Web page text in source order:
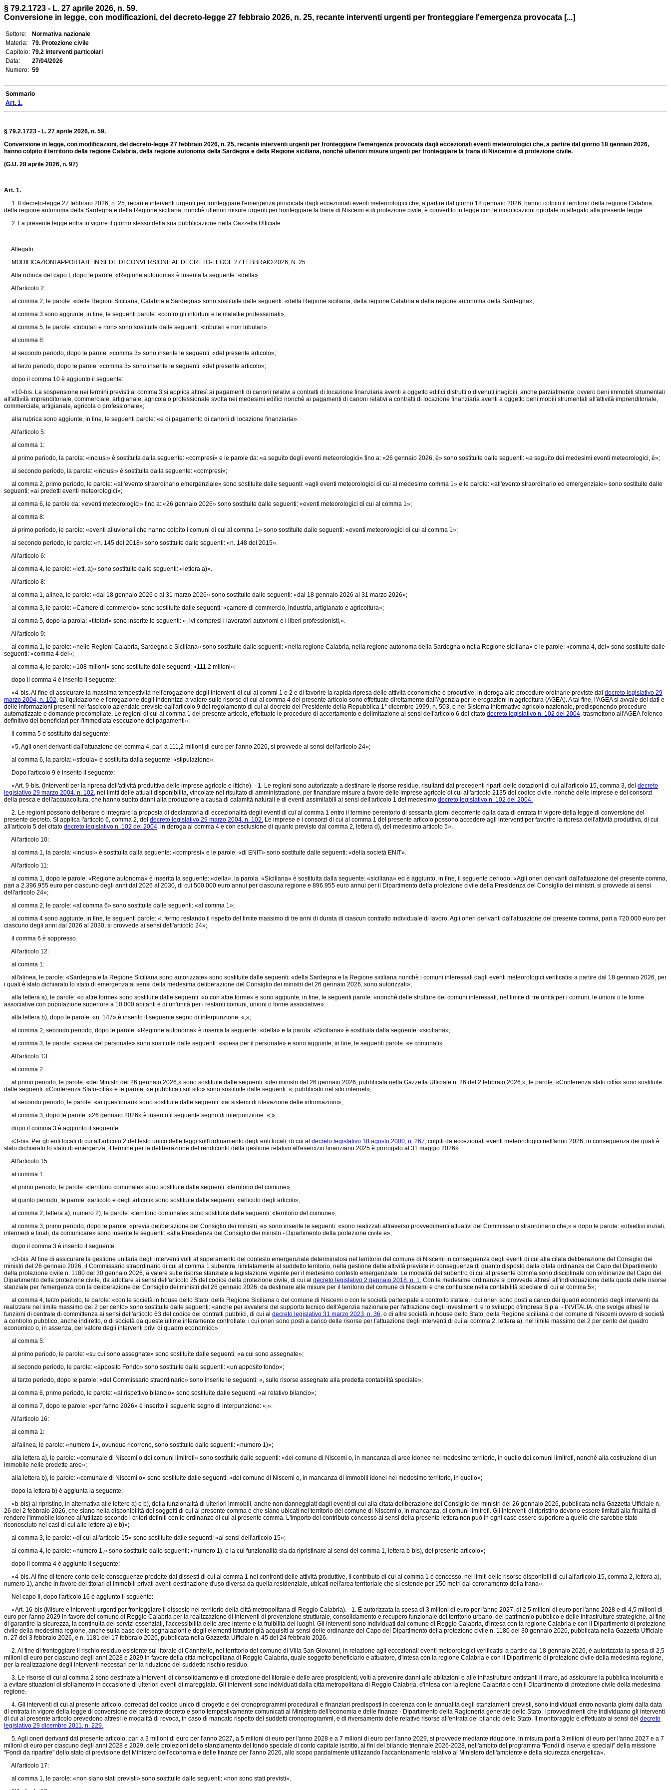
§ 79.2.1723 - L. 27 aprile 2026, n. 59.
Conversione in legge, con modificazioni, del decreto-legge 27 febbraio 2026, n. 25, recante interventi urgenti per fronteggiare l'emergenza provocata [...]
Settore:
Normativa nazionale
Materia:
79. Protezione civile
Capitolo: 79.2 interventi particolari
Data:
27/04/2026
Numero: 59
Sommario
Art. 1.
§ 79.2.1723 - L. 27 aprile 2026, n. 59.
Conversione in legge, con modificazioni, del decreto-legge 27 febbraio 2026, n. 25, recante interventi urgenti per fronteggiare l'emergenza provocata dagli eccezionali eventi meteorologici che, a partire dal giorno 18 gennaio 2026,
hanno colpito il territorio della regione Calabria, della regione autonoma della Sardegna e della Regione siciliana, nonchè ulteriori misure urgenti per fronteggiare la frana di Niscemi e di protezione civile.
(G.U. 28 aprile 2026, n. 97)
Art. 1.
1. Il decreto-legge 27 febbraio 2026, n. 25, recante interventi urgenti per fronteggiare l'emergenza provocata dagli eccezionali eventi meteorologici che, a partire dal giorno 18 gennaio 2026, hanno colpito il territorio della regione Calabria,
della regione autonoma della Sardegna e della Regione siciliana, nonchè ulteriori misure urgenti per fronteggiare la frana di Niscemi e di protezione civile, è convertito in legge con le modificazioni riportate in allegato alla presente legge.
2. La presente legge entra in vigore il giorno stesso della sua pubblicazione nella Gazzetta Ufficiale.
Allegato
MODIFICAZIONI APPORTATE IN SEDE DI CONVERSIONE AL DECRETO-LEGGE 27 FEBBRAIO 2026, N. 25
Alla rubrica del capo I, dopo le parole: «Regione autonoma» è inserita la seguente: «della».
All'articolo 2:
al comma 2, le parole: «delle Regioni Siciliana, Calabria e Sardegna» sono sostituite dalle seguenti: «della Regione siciliana, della regione Calabria e della regione autonoma della Sardegna»;
al comma 3 sono aggiunte, in fine, le seguenti parole: «contro gli infortuni e le malattie professionali»;
al comma 5, le parole: «tributari e non» sono sostituite dalle seguenti: «tributari e non tributari»;
al comma 8:
al secondo periodo, dopo le parole: «comma 3» sono inserite le seguenti: «del presente articolo»;
al terzo periodo, dopo le parole: «comma 3» sono inserite le seguenti: «del presente articolo»;
dopo il comma 10 è aggiunto il seguente:
«10-bis. La sospensione nei termini previsti al comma 3 si applica altresì ai pagamenti di canoni relativi a contratti di locazione finanziaria aventi a oggetto edifici distrutti o divenuti inagibili, anche parzialmente, ovvero beni immobili strumentali
all'attività imprenditoriale, commerciale, artigianale, agricola o professionale svolta nei medesimi edifici nonchè ai pagamenti di canoni relativi a contratti di locazione finanziaria aventi a oggetto beni mobili strumentali all'attività imprenditoriale,
commerciale, artigianale, agricola o professionale»;
alla rubrica sono aggiunte, in fine, le seguenti parole: «e di pagamento di canoni di locazione finanziaria».
All'articolo 5:
al comma 1:
al primo periodo, la parola: «inclusi» è sostituita dalla seguente: «compresi» e le parole da: «a seguito degli eventi meteorologici» fino a: «26 gennaio 2026, è» sono sostituite dalle seguenti: «a seguito dei medesimi eventi meteorologici, è»;
al secondo periodo, la parola: «inclusi» è sostituita dalla seguente: «compresi»;
al comma 2, primo periodo, le parole: «all'evento straordinario emergenziale» sono sostituite dalle seguenti: «agli eventi meteorologici di cui al medesimo comma 1» e le parole: «all'evento straordinario ed emergenziale» sono sostituite dalle
seguenti: «ai predetti eventi meteorologici»;
al comma 6, le parole da: «eventi meteorologici» fino a: «26 gennaio 2026» sono sostituite dalle seguenti: «eventi meteorologici di cui al comma 1»;
al comma 8:
al primo periodo, le parole: «eventi alluvionali che hanno colpito i comuni di cui al comma 1» sono sostituite dalle seguenti: «eventi meteorologici di cui al comma 1»;
al secondo periodo, le parole: «n. 145 del 2018» sono sostituite dalle seguenti: «n. 148 del 2015».
All'articolo 6:
al comma 4, le parole: «lett. a)» sono sostituite dalle seguenti: «lettera a)».
All'articolo 8:
al comma 1, alinea, le parole: «dal 18 gennaio 2026 e al 31 marzo 2026» sono sostituite dalle seguenti: «dal 18 gennaio 2026 al 31 marzo 2026»;
al comma 3, le parole: «Camere di commercio» sono sostituite dalle seguenti: «camere di commercio, industria, artigianato e agricoltura»;
al comma 5, dopo la parola: «titolari» sono inserite le seguenti: «, ivi compresi i lavoratori autonomi e i liberi professionisti,».
All'articolo 9:
al comma 1, le parole: «nelle Regioni Calabria, Sardegna e Siciliana» sono sostituite dalle seguenti: «nella regione Calabria, nella regione autonoma della Sardegna o nella Regione siciliana» e le parole: «comma 4, del» sono sostituite dalle
seguenti: «comma 4 del»;
al comma 4, le parole: «108 milioni» sono sostituite dalle seguenti: «111,2 milioni»;
dopo il comma 4 è inserito il seguente:
«4-bis. Al fine di assicurare la massima tempestività nell'erogazione degli interventi di cui ai commi 1 e 2 e di favorire la rapida ripresa delle attività economiche e produttive, in deroga alle procedure ordinarie previste dal decreto legislativo 29
marzo 2004, n. 102, la liquidazione e l'erogazione degli indennizzi a valere sulle risorse di cui al comma 4 del presente articolo sono effettuate direttamente dall'Agenzia per le erogazioni in agricoltura (AGEA). A tal fine, l'AGEA si avvale dei dati e
delle informazioni presenti nel fascicolo aziendale previsto dall'articolo 9 del regolamento di cui al decreto del Presidente della Repubblica 1° dicembre 1999, n. 503, e nel Sistema informativo agricolo nazionale, predisponendo procedure
automatizzate e domande precompilate. Le regioni di cui al comma 1 del presente articolo, effettuate le procedure di accertamento e delimitazione ai sensi dell'articolo 6 del citato decreto legislativo n. 102 del 2004, trasmettono all'AGEA l'elenco
definitivo dei beneficiari per l'immediata esecuzione dei pagamenti»;
il comma 5 è sostituito dal seguente:
«5. Agli oneri derivanti dall'attuazione del comma 4, pari a 111,2 milioni di euro per l'anno 2026, si provvede ai sensi dell'articolo 24»;
al comma 6, la parola: «stipula» è sostituita dalla seguente: «stipulazione».
Dopo l'articolo 9 è inserito il seguente:
«Art. 9-bis. (Interventi per la ripresa dell'attività produttiva delle imprese agricole e ittiche). - 1. Le regioni sono autorizzate a destinare le risorse residue, risultanti dai precedenti riparti delle dotazioni di cui all'articolo 15, comma 3, del decreto
legislativo 29 marzo 2004, n. 102, nei limiti delle attuali disponibilità, vincolate nel risultato di amministrazione, per finanziare misure a favore delle imprese agricole di cui all'articolo 2135 del codice civile, nonchè delle imprese e dei consorzi
della pesca e dell'acquacoltura, che hanno subito danni alla produzione a causa di calamità naturali e di eventi assimilabili ai sensi dell'articolo 1 del medesimo decreto legislativo n. 102 del 2004.
2. Le regioni possono deliberare o integrare la proposta di declaratoria di eccezionalità degli eventi di cui al comma 1 entro il termine perentorio di sessanta giorni decorrente dalla data di entrata in vigore della legge di conversione del
presente decreto. Si applica l'articolo 6, comma 2, del decreto legislativo 29 marzo 2004, n. 102. Le imprese e i consorzi di cui al comma 1 del presente articolo possono accedere agli interventi per favorire la ripresa dell'attività produttiva, di cui
all'articolo 5 del citato decreto legislativo n. 102 del 2004, in deroga al comma 4 e con esclusione di quanto previsto dal comma 2, lettera d), del medesimo articolo 5».
All'articolo 10:
al comma 1, la parola: «inclusi» è sostituita dalla seguente: «compresi» e le parole: «di ENIT» sono sostituite dalle seguenti: «della società ENIT».
All'articolo 11:
al comma 1, dopo le parole: «Regione autonoma» è inserita la seguente: «della», la parola: «Siciliana» è sostituita dalla seguente: «siciliana» ed è aggiunto, in fine, il seguente periodo: «Agli oneri derivanti dall'attuazione del presente comma,
pari a 2.396.955 euro per ciascuno degli anni dal 2026 al 2030, di cui 500.000 euro annui per ciascuna regione e 896.955 euro annui per il Dipartimento della protezione civile della Presidenza del Consiglio dei ministri, si provvede ai sensi
dell'articolo 24»;
al comma 2, le parole: «al comma 6» sono sostituite dalle seguenti: «al comma 1»;
al comma 4 sono aggiunte, in fine, le seguenti parole: «, fermo restando il rispetto del limite massimo di tre anni di durata di ciascun contratto individuale di lavoro. Agli oneri derivanti dall'attuazione del presente comma, pari a 720.000 euro per
ciascuno degli anni dal 2026 al 2030, si provvede ai sensi dell'articolo 24»;
il comma 6 è soppresso.
All'articolo 12:
al comma 1:
all'alinea, le parole: «Sardegna e la Regione Siciliana sono autorizzate» sono sostituite dalle seguenti: «della Sardegna e la Regione siciliana nonchè i comuni interessati dagli eventi meteorologici verificatisi a partire dal 18 gennaio 2026, per
i quali è stato dichiarato lo stato di emergenza ai sensi della medesima deliberazione del Consiglio dei ministri del 26 gennaio 2026, sono autorizzati»;
alla lettera a), le parole: «o altre forme» sono sostituite dalle seguenti: «o con altre forme» e sono aggiunte, in fine, le seguenti parole: «nonchè delle strutture dei comuni interessati, nel limite di tre unità per i comuni, le unioni o le forme
associative con popolazione superiore a 10.000 abitanti e di un'unità per i restanti comuni, unioni o forme associative»;
alla lettera b), dopo le parole: «n. 147» è inserito il seguente segno di interpunzione: «,»;
al comma 2, secondo periodo, dopo le parole: «Regione autonoma» è inserita la seguente: «della» e la parola: «Siciliana» è sostituita dalla seguente: «siciliana»;
al comma 3, le parole: «spesa del personale» sono sostituite dalle seguenti: «spesa per il personale» e sono aggiunte, in fine, le seguenti parole: «e comunali».
All'articolo 13:
al comma 2:
al primo periodo, le parole: «dei Ministri del 26 gennaio 2026,» sono sostituite dalle seguenti: «dei ministri del 26 gennaio 2026, pubblicata nella Gazzetta Ufficiale n. 26 del 2 febbraio 2026,», le parole: «Conferenza stato città» sono sostituite
dalle seguenti: «Conferenza Stato-città» e le parole: «e pubblicati sul sito» sono sostituite dalle seguenti: «, pubblicato nel sito internet»;
al secondo periodo, le parole: «ai questionari» sono sostituite dalle seguenti: «ai sistemi di rilevazione delle informazioni»;
al comma 3, dopo le parole: «26 gennaio 2026» è inserito il seguente segno di interpunzione: «,»;
dopo il comma 3 è aggiunto il seguente:
«3-bis. Per gli enti locali di cui all'articolo 2 del testo unico delle leggi sull'ordinamento degli enti locali, di cui al decreto legislativo 18 agosto 2000, n. 267, colpiti da eccezionali eventi meteorologici nell'anno 2026, in conseguenza dei quali è
stato dichiarato lo stato di emergenza, il termine per la deliberazione del rendiconto della gestione relativo all'esercizio finanziario 2025 è prorogato al 31 maggio 2026».
All'articolo 15:
al comma 1:
al primo periodo, le parole: «territorio comunale» sono sostituite dalle seguenti: «territorio del comune»;
al quinto periodo, le parole: «articolo e degli articoli» sono sostituite dalle seguenti: «articolo degli articoli»;
al comma 2, lettera a), numero 2), le parole: «territorio comunale» sono sostituite dalle seguenti: «territorio del comune»;
al comma 3, primo periodo, dopo le parole: «previa deliberazione del Consiglio dei ministri, e» sono inserite le seguenti: «sono realizzati attraverso provvedimenti attuativi del Commissario straordinario che,» e dopo le parole: «obiettivi iniziali,
intermedi e finali, da comunicare» sono inserite le seguenti: «alla Presidenza del Consiglio dei ministri - Dipartimento della protezione civile e»;
dopo il comma 3 è inserito il seguente:
«3-bis. Al fine di assicurare la gestione unitaria degli interventi volti al superamento del contesto emergenziale determinatosi nel territorio del comune di Niscemi in conseguenza degli eventi di cui alla citata deliberazione del Consiglio dei
ministri del 26 gennaio 2026, il Commissario straordinario di cui al comma 1 subentra, limitatamente al suddetto territorio, nella gestione delle attività previste in conseguenza di quanto disposto dalla citata ordinanza del Capo del Dipartimento
della protezione civile n. 1180 del 30 gennaio 2026, a valere sulle risorse stanziate a legislazione vigente per il medesimo contesto emergenziale. Le modalità del subentro di cui al presente comma sono disciplinate con ordinanze del Capo del
Dipartimento della protezione civile, da adottare ai sensi dell'articolo 25 del codice della protezione civile, di cui al decreto legislativo 2 gennaio 2018, n. 1. Con le medesime ordinanze si provvede altresì all'individuazione della quota delle risorse
stanziate per l'emergenza con la deliberazione del Consiglio dei ministri del 26 gennaio 2026, da destinare alle misure per il territorio del comune di Niscemi e che confluisce nella contabilità speciale di cui al comma 5»;
al comma 4, terzo periodo, le parole: «con le società in house dello Stato, della Regione Siciliana o del comune di Niscemi o con le società partecipate a controllo statale, i cui oneri sono posti a carico dei quadri economici degli interventi da
realizzare nel limite massimo del 2 per cento» sono sostituite dalle seguenti: «anche per avvalersi del supporto tecnico dell'Agenzia nazionale per l'attrazione degli investimenti e lo sviluppo d'impresa S.p.a. - INVITALIA, che svolge altresì le
funzioni di centrale di committenza ai sensi dell'articolo 63 del codice dei contratti pubblici, di cui al decreto legislativo 31 marzo 2023, n. 36, o di altre società in house dello Stato, della Regione siciliana o del comune di Niscemi ovvero di società
a controllo pubblico, anche indiretto, o di società da queste ultime interamente controllate, i cui oneri sono posti a carico delle risorse per l'attuazione degli interventi di cui al comma 2, lettera a), nel limite massimo del 2 per cento del quadro
economico o, in assenza, del valore degli interventi privi di quadro economico»;
al comma 5:
al primo periodo, le parole: «su cui sono assegnate» sono sostituite dalle seguenti: «a cui sono assegnate»;
al secondo periodo, le parole: «apposito Fondo» sono sostituite dalle seguenti: «un apposito fondo»;
al terzo periodo, dopo le parole: «del Commissario straordinario» sono inserite le seguenti: «, sulle risorse assegnate alla predetta contabilità speciale»;
al comma 6, primo periodo, le parole: «al rispettivo bilancio» sono sostituite dalle seguenti: «al relativo bilancio»;
al comma 7, dopo le parole: «per l'anno 2026» è inserito il seguente segno di interpunzione: «,».
All'articolo 16:
al comma 1:
all'alinea, le parole: «numero 1», ovunque ricorrono, sono sostituite dalle seguenti: «numero 1)»;
alla lettera a), le parole: «comunale di Niscemi o dei comuni limitrofi» sono sostituite dalle seguenti: «del comune di Niscemi o, in mancanza di aree idonee nel medesimo territorio, in quello dei comuni limitrofi, nonchè alla costruzione di un
immobile nelle predette aree»;
alla lettera b), le parole: «comunale di Niscemi o» sono sostituite dalle seguenti: «del comune di Niscemi o, in mancanza di immobili idonei nel medesimo territorio, in quello»;
dopo la lettera b) è aggiunta la seguente:
«b-bis) al ripristino, in alternativa alle lettere a) e b), della funzionalità di ulteriori immobili, anche non danneggiati dagli eventi di cui alla citata deliberazione del Consiglio dei ministri del 26 gennaio 2026, pubblicata nella Gazzetta Ufficiale n.
26 del 2 febbraio 2026, che siano nella disponibilità dei soggetti di cui al presente comma e che siano ubicati nel territorio del comune di Niscemi o, in mancanza, di comuni limitrofi. Gli interventi di ripristino devono essere limitati alla finalità di
rendere l'immobile idoneo all'utilizzo secondo i criteri definiti con le ordinanze di cui al presente comma. L'importo del contributo concesso ai sensi della presente lettera non può in ogni caso essere superiore a quello che sarebbe stato
riconosciuto nei casi di cui alle lettere a) e b)»;
al comma 3, le parole: «di cui all'articolo 15» sono sostituite dalle seguenti: «ai sensi dell'articolo 15»;
al comma 4, le parole: «numero 1,» sono sostituite dalle seguenti: «numero 1), o la cui funzionalità sia da ripristinare ai sensi del comma 1, lettera b-bis), del presente articolo»;
dopo il comma 4 è aggiunto il seguente:
«4-bis. Al fine di tenere conto delle conseguenze prodotte dai dissesti di cui al comma 1 nei confronti delle attività produttive, il contributo di cui al comma 1 è concesso, nei limiti delle risorse disponibili di cui all'articolo 15, comma 2, lettera a),
numero 1), anche in favore dei titolari di immobili privati aventi destinazione d'uso diversa da quella residenziale, ubicati nell'area territoriale che si estende per 150 metri dal coronamento della frana».
Nel capo II, dopo l'articolo 16 è aggiunto il seguente:
«Art. 16-bis (Misure e interventi urgenti per fronteggiare il dissesto nel territorio della città metropolitana di Reggio Calabria). - 1. È autorizzata la spesa di 3 milioni di euro per l'anno 2027, di 2,5 milioni di euro per l'anno 2028 e di 4,5 milioni di
euro per l'anno 2029 in favore del comune di Reggio Calabria per la realizzazione di interventi di prevenzione strutturale, consolidamento e recupero funzionale del territorio urbano, del patrimonio pubblico e delle infrastrutture strategiche, al fine
di garantire la sicurezza, la continuità dei servizi essenziali, l'accessibilità delle aree interne e la fruibilità dei luoghi. Gli interventi sono individuati dal comune di Reggio Calabria, d'intesa con la regione Calabria e con il Dipartimento di protezione
civile della medesima regione, anche sulla base delle segnalazioni e degli elementi istruttori già acquisiti ai sensi delle ordinanze del Capo del Dipartimento della protezione civile n. 1180 del 30 gennaio 2026, pubblicata nella Gazzetta Ufficiale
n. 27 del 3 febbraio 2026, e n. 1181 del 17 febbraio 2026, pubblicata nella Gazzetta Ufficiale n. 45 del 24 febbraio 2026.
2. Al fine di fronteggiare il rischio residuo esistente sul litorale di Cannitello, nel territorio del comune di Villa San Giovanni, in relazione agli eccezionali eventi meteorologici verificatisi a partire dal 18 gennaio 2026, è autorizzata la spesa di 2,5
milioni di euro per ciascuno degli anni 2028 e 2029 in favore della città metropolitana di Reggio Calabria, quale soggetto beneficiario e attuatore, d'intesa con la regione Calabria e con il Dipartimento di protezione civile della medesima regione,
per la realizzazione degli interventi necessari per la riduzione del suddetto rischio residuo.
3. Le risorse di cui al comma 2 sono destinate a interventi di consolidamento e di protezione del litorale e delle aree prospicienti, volti a prevenire danni alle abitazioni e alle infrastrutture antistanti il mare, ad assicurare la pubblica incolumità e
a evitare situazioni di sfollamento in occasione di ulteriori eventi di mareggiata. Gli interventi sono individuati dalla città metropolitana di Reggio Calabria, d'intesa con la regione Calabria e con il Dipartimento di protezione civile della medesima
regione.
4. Gli interventi di cui al presente articolo, corredati del codice unico di progetto e dei cronoprogrammi procedurali e finanziari predisposti in coerenza con le annualità degli stanziamenti previsti, sono individuati entro novanta giorni dalla data
di entrata in vigore della legge di conversione del presente decreto e sono tempestivamente comunicati al Ministero dell'economia e delle finanze - Dipartimento della Ragioneria generale dello Stato. I provvedimenti che individuano gli interventi
di cui al presente articolo prevedono altresì le modalità di revoca, in caso di mancato rispetto dei suddetti cronoprogrammi, e di riversamento delle relative risorse all'entrata del bilancio dello Stato. Il monitoraggio è effettuato ai sensi del decreto
legislativo 29 dicembre 2011, n. 229.
5. Agli oneri derivanti dal presente articolo, pari a 3 milioni di euro per l'anno 2027, a 5 milioni di euro per l'anno 2028 e a 7 milioni di euro per l'anno 2029, si provvede mediante riduzione, in misura pari a 3 milioni di euro per l'anno 2027 e a 7
milioni di euro per ciascuno degli anni 2028 e 2029, delle proiezioni dello stanziamento del fondo speciale di conto capitale iscritto, ai fini del bilancio triennale 2026-2028, nell'ambito del programma "Fondi di riserva e speciali" della missione
"Fondi da ripartire" dello stato di previsione del Ministero dell'economia e delle finanze per l'anno 2026, allo scopo parzialmente utilizzando l'accantonamento relativo al Ministero dell'ambiente e della sicurezza energetica».
All'articolo 17:
al comma 1, le parole: «non siano stati previsti» sono sostituite dalle seguenti: «non sono stati previsti».